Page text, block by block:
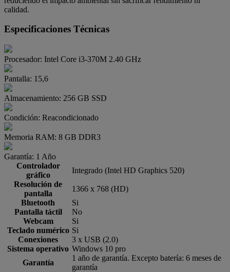
calidad.
Especificaciones Técnicas
Procesador: Intel Core i3-370M 2.40 GHz
Pantalla: 15,6
Almacenamiento: 256 GB SSD
Condición: Reacondicionado
Memoria RAM: 8 GB DDR3
Garantía: 1 Año
Controlador
gráfico
Integrado (Intel HD Graphics 520)
Resolución de
pantalla
1366 x 768 (HD)
Bluetooth
Si
Pantalla táctil
No
Webcam
Si
Teclado numérico Si
Conexiones
3 x USB (2.0)
Sistema operativo Windows 10 pro
Garantía
1 año de garantía. Excepto batería: 6 meses de
garantía